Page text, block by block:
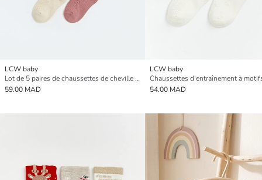
LCW baby
Lot de 5 paires de chaussettes de cheville florales pour bébé fille
59.00 MAD
LCW baby
54.00 MAD